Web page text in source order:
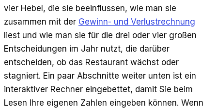
vier Hebel, die sie beeinflussen, wie man sie
zusammen mit der Gewinn- und Verlustrechnung
liest und wie man sie für die drei oder vier großen
Entscheidungen im Jahr nutzt, die darüber
entscheiden, ob das Restaurant wächst oder
stagniert. Ein paar Abschnitte weiter unten ist ein
interaktiver Rechner eingebettet, damit Sie beim
Lesen Ihre eigenen Zahlen eingeben können. Wenn